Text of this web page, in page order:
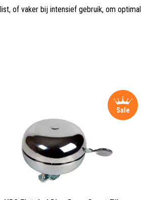
of vaker bij intensief gebruik, om
Sale